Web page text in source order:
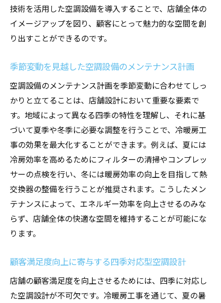
技術を活用した空調設備を導入することで、店舗全体の
イメージアップを図り、顧客にとって魅力的な空間を創
り出すことができるのです。
季節変動を見越した空調設備のメンテナンス計画
空調設備のメンテナンス計画を季節変動に合わせてしっ
かりと立てることは、店舗設計において重要な要素で
す。地域によって異なる四季の特性を理解し、それに基
づいて夏季や冬季に必要な調整を行うことで、冷暖房工
事の効果を最大化することができます。例えば、夏には
冷房効率を高めるためにフィルターの清掃やコンプレッ
サーの点検を行い、冬には暖房効率の向上を目指して熱
交換器の整備を行うことが推奨されます。こうしたメン
テナンスによって、エネルギー効率を向上させるのみな
らず、店舗全体の快適な空間を維持することが可能にな
ります。
顧客満足度向上に寄与する四季対応型空調設計
店舗の顧客満足度を向上させるためには、四季に対応し
た空調設計が不可欠です。冷暖房工事を通じて、夏の暑